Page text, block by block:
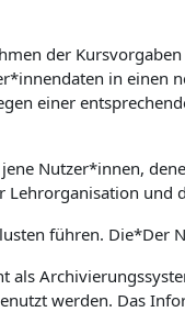
der
in einen
einer
Nutzer*innen,
und
führen.
werden. Das